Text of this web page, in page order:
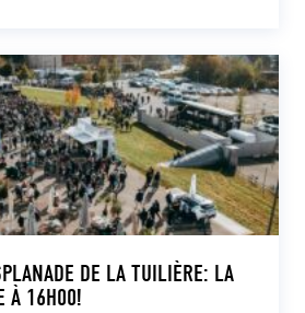
DE LA TUILIÈRE: LA
À 16H00!